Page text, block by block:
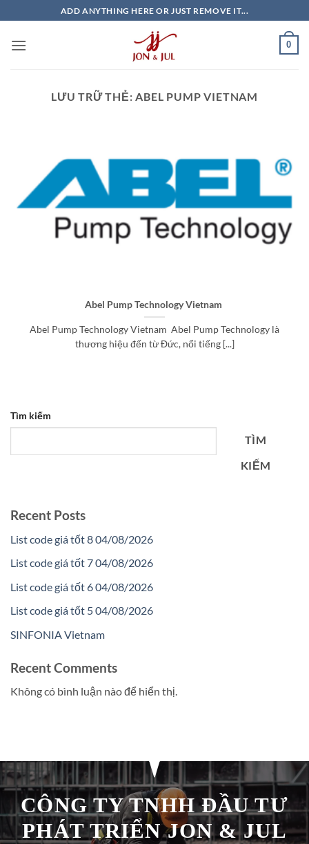
qua
nội
ADD ANYTHING HERE OR JUST REMOVE IT...
0
LƯU TRỮ THẺ:ABEL PUMP VIETNAM
Abel Pump Technology Vietnam
Abel Pump Technology Vietnam Abel Pump Technology là
thương hiệu đến từ Đức, nổi tiếng [...]
Tìm kiếm
TÌM
KIẾM
Recent Posts
List code giá tốt 8 04/08/2026
List code giá tốt 7 04/08/2026
List code giá tốt 6 04/08/2026
List code giá tốt 5 04/08/2026
SINFONIA Vietnam
Recent Comments
Không có bình luận nào để hiển thị.
CÔNG TY TNHH ĐẦU TƯ
PHÁT TRIỂN JON & JUL